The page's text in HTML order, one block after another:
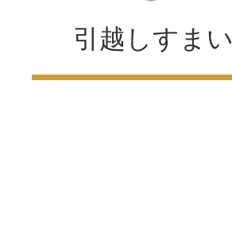
引越しすまい